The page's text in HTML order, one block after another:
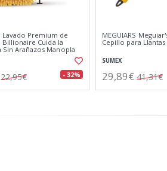
Lavado Premium de
Cuida la
Sin Arañazos Manopla
Lavado 26x18 cm
22,95€ - 32%
MEGUIARS
Cepillo para
SUMEX
29,89€ 41,31€